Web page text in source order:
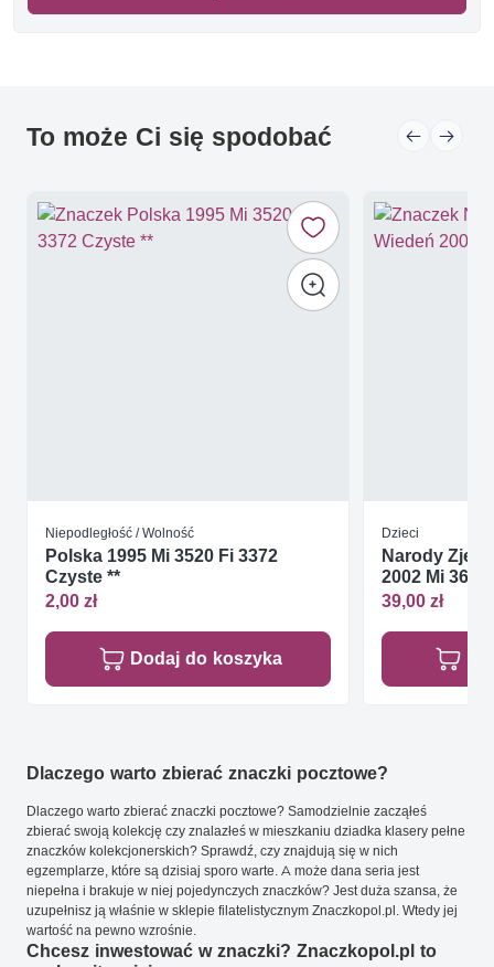
To może Ci się spodobać
Niepodległość / Wolność
Polska 1995 Mi 3520 Fi 3372
Czyste **
2,00 zł
Dodaj do koszyka
Dzieci
Narody
2002 Mi 367-
39,00 zł
Dlaczego warto zbierać znaczki pocztowe?
Dlaczego warto zbierać znaczki pocztowe? Samodzielnie zacząłeś
zbierać swoją kolekcję czy znalazłeś w mieszkaniu dziadka klasery pełne
znaczków kolekcjonerskich? Sprawdź, czy znajdują się w nich
egzemplarze, które są dzisiaj sporo warte. A może dana seria jest
niepełna i brakuje w niej pojedynczych znaczków? Jest duża szansa, że
uzupełnisz ją właśnie w sklepie filatelistycznym Znaczkopol.pl. Wtedy jej
wartość na pewno wzrośnie.
Chcesz inwestować w znaczki? Znaczkopol.pl to